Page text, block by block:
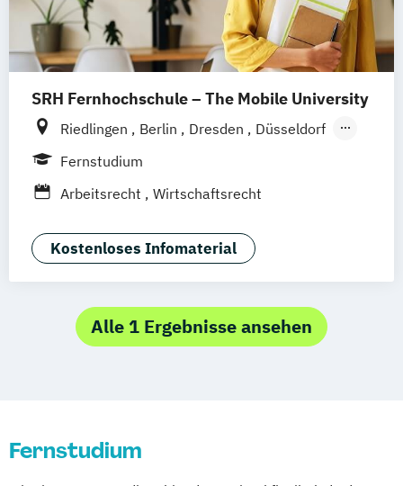
SRH Fernhochschule – The Mobile University
Riedlingen Berlin Dresden
Düsseldorf
Hamburg
Mannheim
Wertheim Wien
Frankfurt am Main Hamm Zürich
Fernstudium
Arbeitsrecht
Wirtschaftsrecht
Kostenloses Infomaterial
Alle 1 Ergebnisse ansehen
Fernstudium